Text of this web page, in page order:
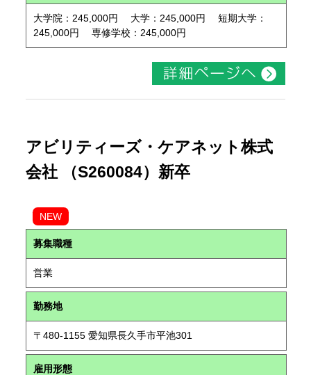
大学院：245,000円 大学：245,000円 短期大学：
245,000円 専修学校：245,000円
アビリティーズ・ケアネット株式
会社 （S260084）新卒
NEW
募集職種
営業
勤務地
〒480-1155 愛知県長久手市平池301
雇用形態